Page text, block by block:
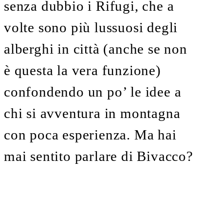
senza dubbio i Rifugi, che a
volte sono più lussuosi degli
alberghi in città (anche se non
è questa la vera funzione)
confondendo un po’ le idee a
chi si avventura in montagna
con poca esperienza. Ma hai
mai sentito parlare di Bivacco?